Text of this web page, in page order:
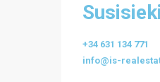
+34 631 134 771
info@is-